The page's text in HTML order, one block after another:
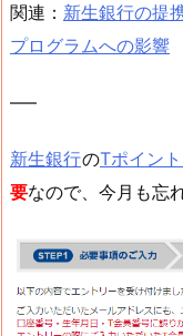
関連： 新生銀行の提
プログラムへの影響
—–
新生銀行のTポイン
要なので、今月も忘